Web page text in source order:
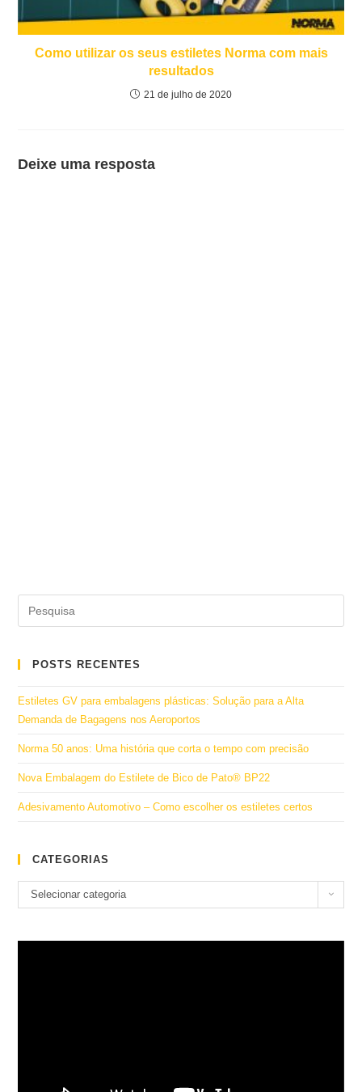
Como utilizar os seus estiletes Norma com mais
resultados
21 de julho de 2020
Deixe uma resposta
POSTS RECENTES
Estiletes GV para embalagens plásticas: Solução para a Alta
Demanda de Bagagens nos Aeroportos
Norma 50 anos: Uma história que corta o tempo com precisão
Nova Embalagem do Estilete de Bico de Pato® BP22
Adesivamento Automotivo – Como escolher os estiletes certos
CATEGORIAS
Categorias
Selecionar categoria